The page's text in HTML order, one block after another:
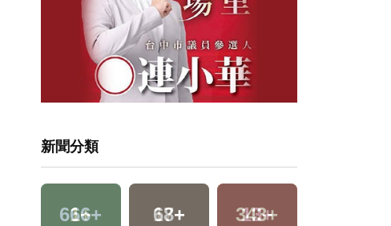
新聞分類
1+ 17+ 13+